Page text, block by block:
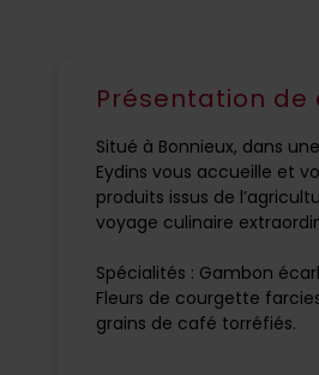
Présentation
Situé à Bonnieux, dans
Eydins vous accueille et
produits issus de
voyage culinaire
Spécialités : Gambon
Fleurs de courgette
grains de café torréfiés.